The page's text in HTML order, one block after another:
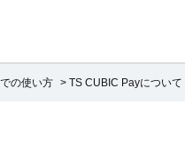
の使い方 > TS CUBIC Payについて